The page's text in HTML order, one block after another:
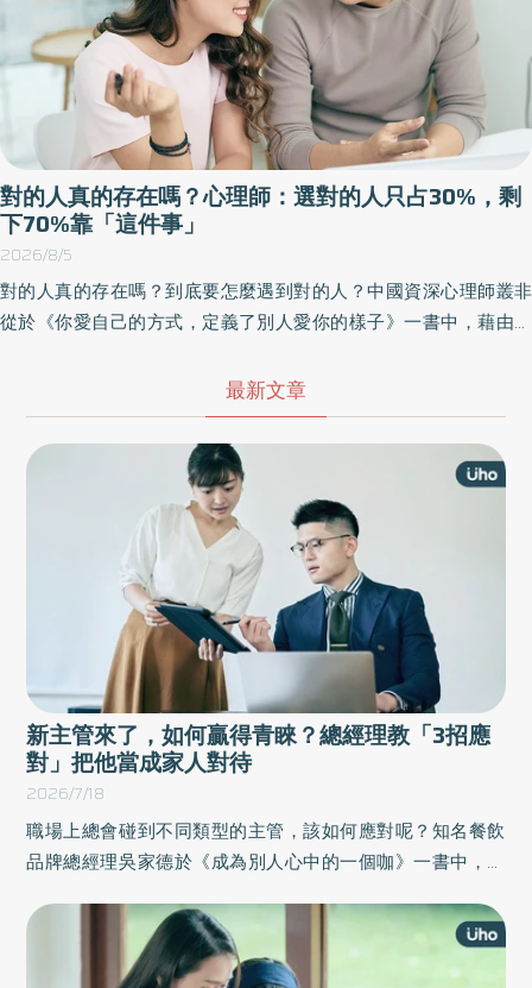
對的人真的存在嗎？心理師：選對的人只占30%，剩
下70%靠「這件事」
2026/8/5
對的人真的存在嗎？到底要怎麼遇到對的人？中國資深心理師叢非
從於《你愛自己的方式，定義了別人愛你的樣子》一書中，藉由生
人際、家庭、親密關係中的誤解與傷害，重新建立親密與和諧的互
動模式，讓彼此都能自在地愛與被愛。以下為原書摘文：
最新文章
新主管來了，如何贏得青睞？總經理教「3招應
對」把他當成家人對待
2026/7/18
職場上總會碰到不同類型的主管，該如何應對呢？知名餐飲
品牌總經理吳家德於《成為別人心中的一個咖》一書中，以
的熱情、對人脈的信任以及對善意的執著，想要成為別人心
中的一個「咖」，從來不是因為多厲害，而是願意對別人